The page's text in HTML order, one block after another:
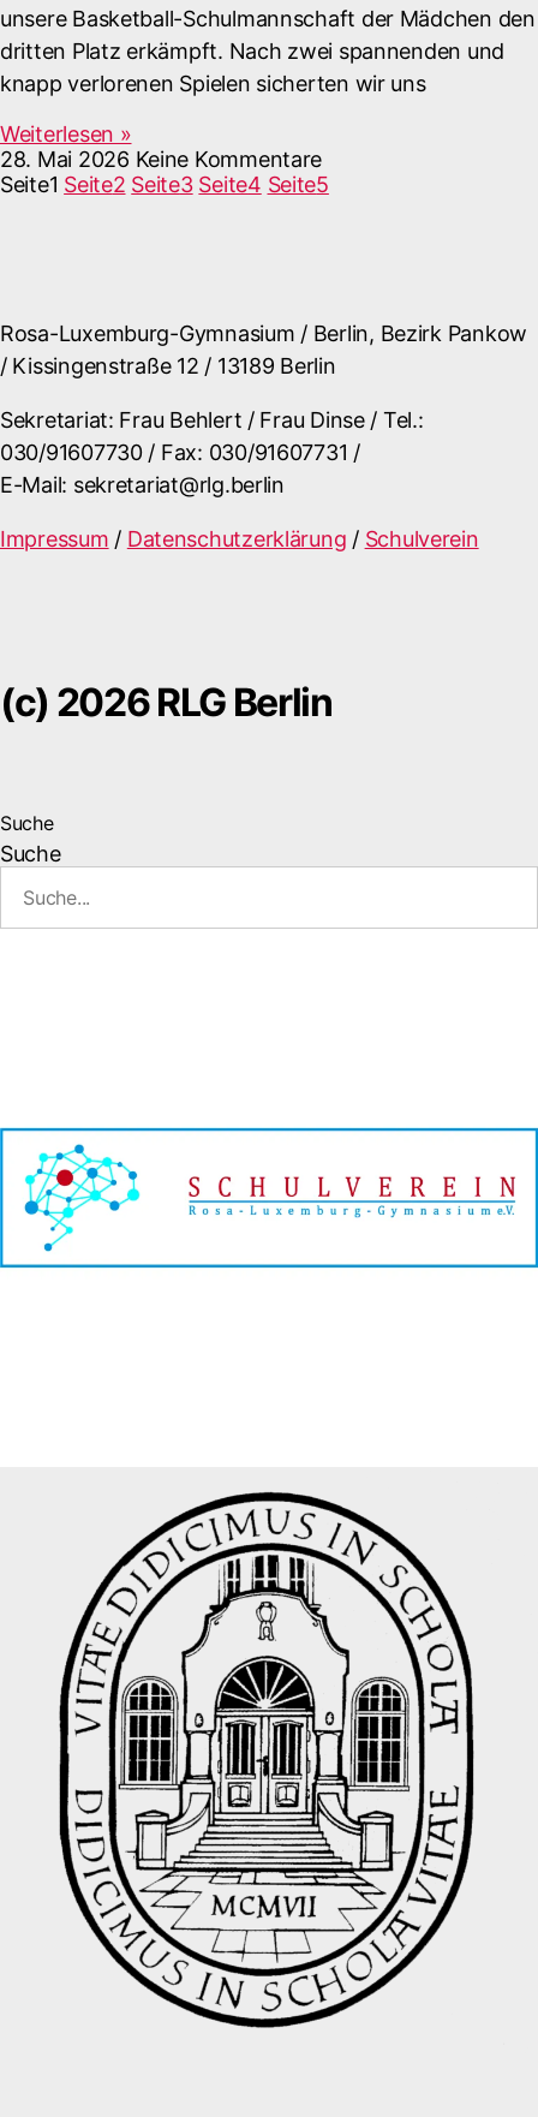
unsere Basketball-Schulmannschaft der Mädchen den
dritten Platz erkämpft. Nach zwei spannenden und
knapp verlorenen Spielen sicherten wir uns
Weiterlesen »
28. Mai 2026 Keine Kommentare
Seite1 Seite2 Seite3 Seite4 Seite5
Rosa-Luxemburg-Gymnasium / Berlin, Bezirk Pankow
/ Kissingenstraße 12 / 13189 Berlin
Sekretariat: Frau Behlert / Frau Dinse / Tel.:
030/91607730 / Fax: 030/91607731 /
E-Mail: sekretariat@rlg.berlin
Impressum / Datenschutzerklärung / Schulverein
(c) 2026 RLG Berlin
Suche
Suche